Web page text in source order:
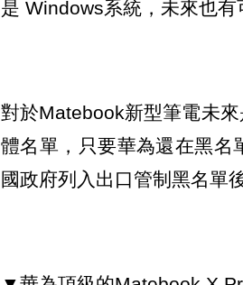
是 Windows系統，未來也
對於Matebook新型筆電未
體名單，只要華為還在黑名
國政府列入出口管制黑名單